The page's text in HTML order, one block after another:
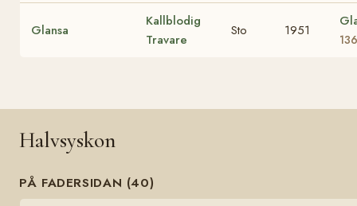
Glansa
Kallblodig
Travare
Sto 1951
Halvsyskon
PÅ FADERSIDAN (40)